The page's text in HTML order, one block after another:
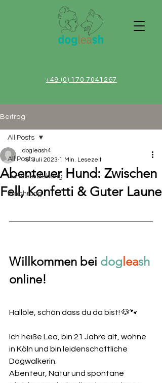
+49 (0) 170 7041267
Beitrag
All Posts
Hundeerziehung
Ernährung
All Posts
Abenteuer Hund: Zwischen
Fell, Konfetti & Guter Laune
dogleash4
16. Juli 2023 1 Min. Lesezeit
Willkommen bei dog leash
online!
Hallöle, schön dass du da bist! 🐶🐾
Ich heiße Lea, bin 21 Jahre alt, wohne
in Köln und bin leidenschaftliche
Dogwalkerin.
Abenteur, Natur und spontane